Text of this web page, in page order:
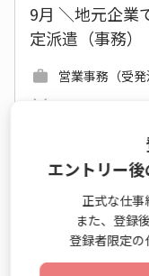
9月 ＼地元企業
定派遣（事務）
営業事務（受
8:00～17:00
ＪＲ仙石線 多
2026年09月上
エントリー後
正式な仕事
また、登録
登録者限定の